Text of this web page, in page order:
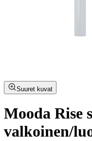
Suuret kuvat
Mooda Rise
valkoinen/